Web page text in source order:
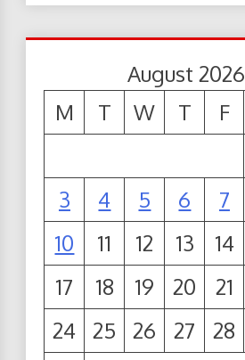
August 2026
M
T W T F
3
4 5 6 7
10
11 12 13 14
17
18 19 20 21
24
25 26 27 28